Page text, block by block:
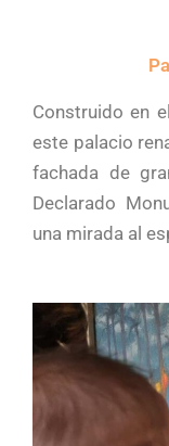
Construido en
este palacio
fachada de
Declarado
una mirada al